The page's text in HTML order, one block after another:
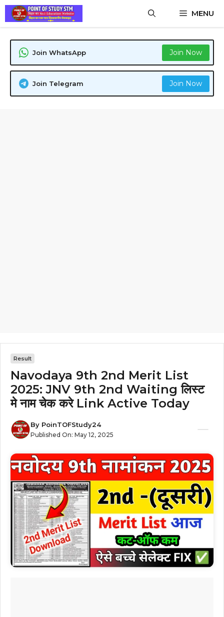
Skip
content
MENU
Join WhatsApp Join Now
Join Telegram Join Now
Result
Navodaya 9th 2nd Merit List
2025: JNV 9th 2nd Waiting लिस्ट
मे नाम चेक करे Link Active Today
By PoinTOFStudy24
Published On: May 12, 2025